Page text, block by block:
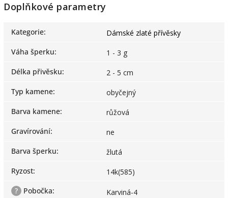
Doplňkové parametry
Kategorie:
Dámské zlaté přívěsky
Váha šperku:
1 - 3 g
Délka přivěsku:
2 - 5 cm
Typ kamene:
obyčejný
Barva kamene:
růžová
Gravírování:
ne
Barva šperku:
žlutá
Ryzost:
14k(585)
?
Pobočka:
Karviná-4